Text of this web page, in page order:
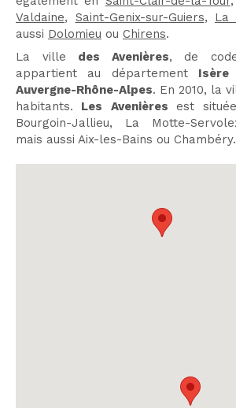
Valdaine, Saint-Genix-sur-Guiers, La
aussi Dolomieu ou Chirens.
La ville des Avenières, de
appartient au département Isère
Auvergne-Rhône-Alpes. En 2010, la
habitants. Les Avenières est
Bourgoin-Jallieu, La Motte-
mais aussi Aix-les-Bains ou Chambéry.